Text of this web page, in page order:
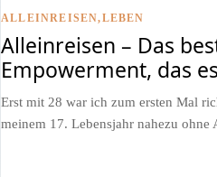
ALLEINREISEN LEBEN
Alleinreisen – Das
Empowerment, das
Erst mit 28 war ich zum ersten Mal
meinem 17. Lebensjahr nahezu